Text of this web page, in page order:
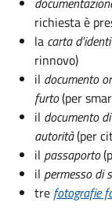
richiesta è
la carta
rinnovo)
il documento
furto(per
il documento
autorità(per
il passaporto
il permesso di
tre fotografie